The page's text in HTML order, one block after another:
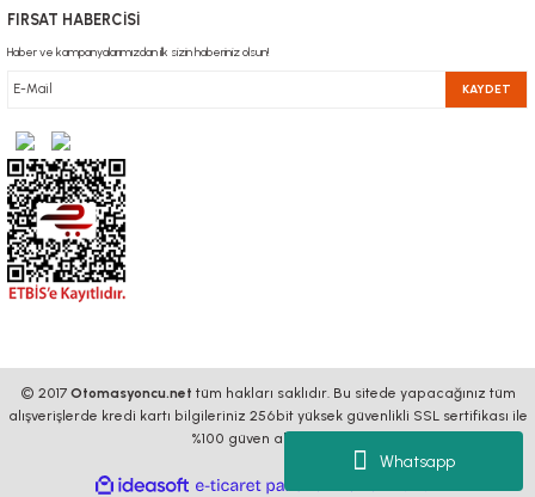
Whatsapp
FIRSAT HABERCİSİ
Haber ve kampanyalarımızdan ilk sizin haberiniz olsun!
KAYDET
© 2017 Otomasyoncu.net tüm hakları saklıdır. Bu sitede yapacağınız tüm
alışverişlerde kredi kartı bilgileriniz 256bit yüksek güvenlikli SSL sertifikası ile
%100 güven altındadır.
ideasoft